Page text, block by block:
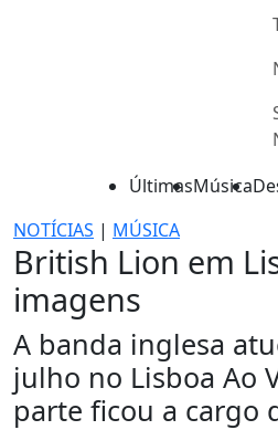
ÚltimasMúsica
NOTÍCIAS | MÚSICA
British Lion em
imagens
A banda inglesa
julho no Lisboa Ao
parte ficou a cargo